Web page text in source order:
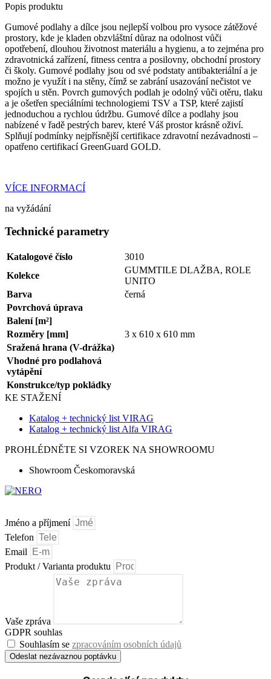
Popis produktu
Gumové podlahy a dílce jsou nejlepší volbou pro vysoce zátěžové
prostory, kde je kladen obzvláštní důraz na odolnost vůči
opotřebení, dlouhou životnost materiálu a hygienu, a to zejména pro
zdravotnická zařízení, fitness centra a posilovny, obchodní prostory
či školy. Gumové podlahy jsou od své podstaty antibakteriální a je
možno je využít i na stěny, čímž se zabrání usazování nečistot ve
spojích u stěn. Povrch gumových podlah je odolný vůči otěru, tlaku
a je ošetřen speciálními technologiemi TSV a TSP, které zajistí
jednoduchou a rychlou údržbu. Gumové dílce a podlahy jsou
nabízené v řadě pestrých barev, které Váš prostor krásně oživí.
Splňují podmínky nejpřísnější certifikace zdravotní nezávadnosti –
opatřeno certifikací GreenGuard GOLD.
VÍCE INFORMACÍ
na vyžádání
Technické parametry
Katalogové číslo
3010
Kolekce
GUMMTILE DLAŽBA, ROLE
UNITO
Barva
černá
Povrchová úprava
Balení [m²]
Rozměry [mm]
3 x 610 x 610 mm
Sražená hrana (V-drážka)
Vhodné pro podlahová
vytápění
Konstrukce/typ pokládky
KE STAŽENÍ
Katalog + technický list VIRAG
Katalog + technický list Alfa VIRAG
PROHLÉDNĚTE SI VZOREK NA SHOWROOMU
Showroom Českomoravská
Jméno a příjmení
Telefon
Email
Produkt / Varianta produktu
Vaše zpráva
GDPR souhlas
Souhlasím se zpracováním osobních údajů
Odeslat nezávaznou poptávku